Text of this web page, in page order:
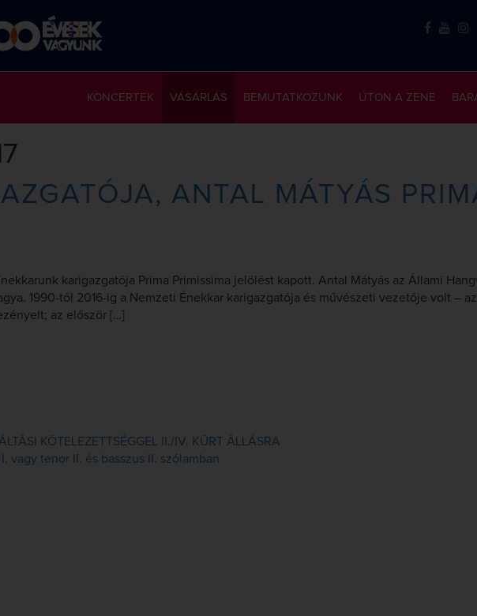
ÚTON A ZENE
KONCERTEK VÁSÁRLÁS BEMUTATKOZUNK
ANTAL MÁTYÁS
karigazgatója Prima Primissima jelölést kapott. Antal Mátyás az Állami
1990-től 2016-ig a Nemzeti Énekkar karigazgatója és művészeti vezetője volt –
az először […]
KÖTELEZETTSÉGGEL II./IV. KÜRT ÁLLÁSRA
vagy tenor II. és basszus II. szólamban